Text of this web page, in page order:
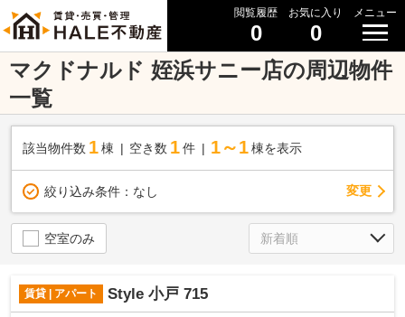
閲覧履歴
0
お気に入り
0
メニュー
マクドナルド 姪浜サニー店の周辺物件
一覧
該当物件数 1棟 空き数 1 件 1～1 棟を表示
絞り込み条件： なし 変更
空室のみ
賃貸 | アパート Style 小戸 715